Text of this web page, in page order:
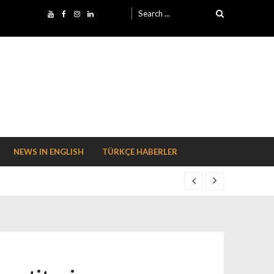
Search for:
NEWS IN ENGLISH TÜRKÇE HABERLER